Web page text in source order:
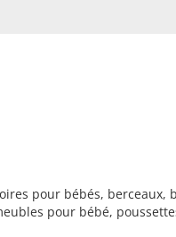
pour bébés,
pour bébé,